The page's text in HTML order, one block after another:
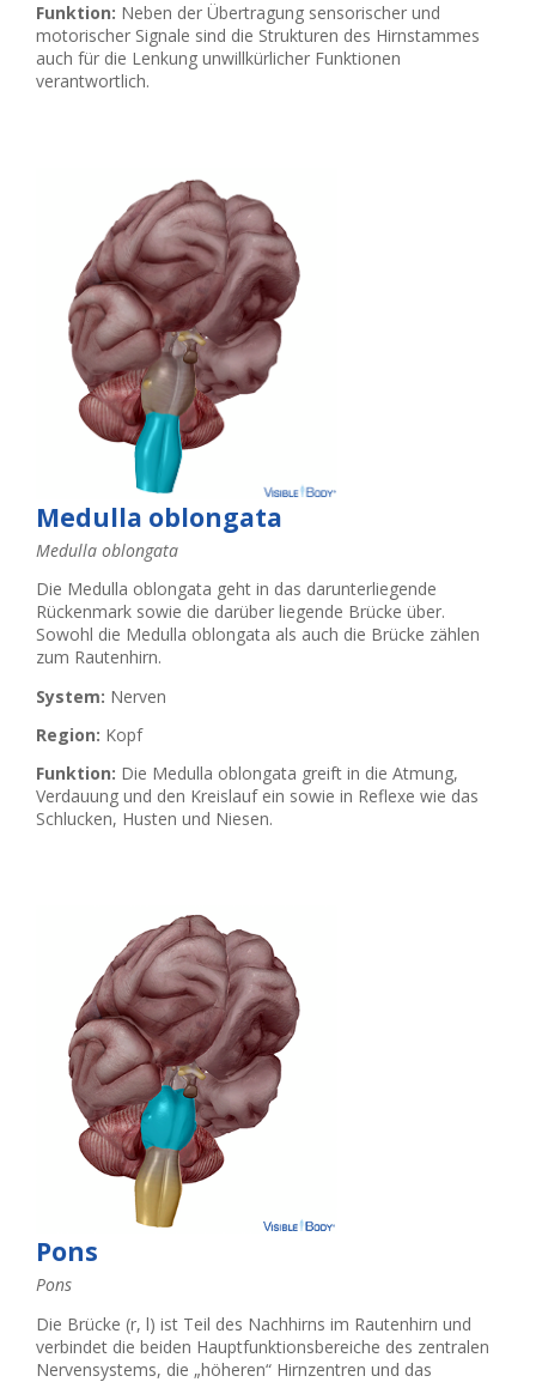
Funktion: Neben der Übertragung sensorischer und
motorischer Signale sind die Strukturen des Hirnstammes
auch für die Lenkung unwillkürlicher Funktionen
verantwortlich.
Medulla oblongata
Medulla oblongata
Die Medulla oblongata geht in das darunterliegende
Rückenmark sowie die darüber liegende Brücke über.
Sowohl die Medulla oblongata als auch die Brücke zählen
zum Rautenhirn.
System: Nerven
Region: Kopf
Funktion: Die Medulla oblongata greift in die Atmung,
Verdauung und den Kreislauf ein sowie in Reflexe wie das
Schlucken, Husten und Niesen.
Pons
Pons
Die Brücke (r, l) ist Teil des Nachhirns im Rautenhirn und
verbindet die beiden Hauptfunktionsbereiche des zentralen
Nervensystems, die „höheren“ Hirnzentren und das